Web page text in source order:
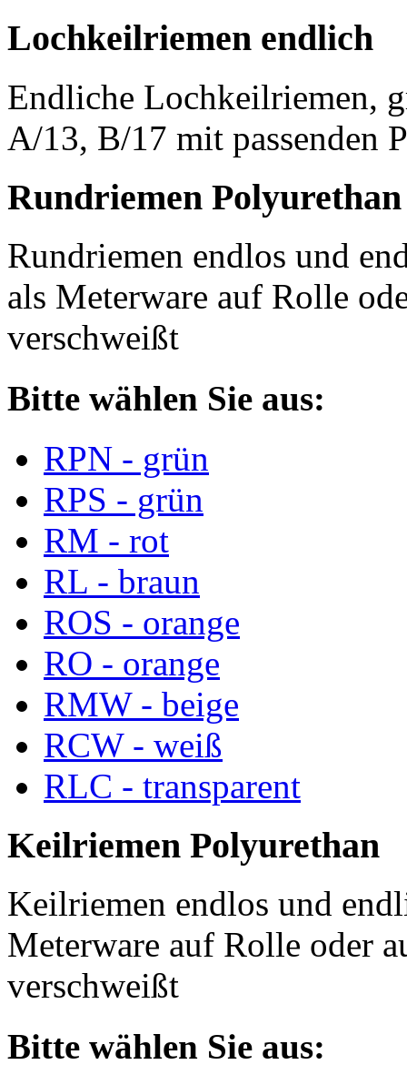
Lochkeilriemen endlich
Endliche Lochkeilriemen,
A/13, B/17 mit passenden
Rundriemen Polyurethan
Rundriemen endlos und
als Meterware auf Rolle
verschweißt
Bitte wählen Sie aus:
RPN - grün
RPS - grün
RM - rot
RL - braun
ROS - orange
RO - orange
RMW - beige
RCW - weiß
RLC - transparent
Keilriemen Polyurethan
Keilriemen endlos und
Meterware auf Rolle oder
verschweißt
Bitte wählen Sie aus: